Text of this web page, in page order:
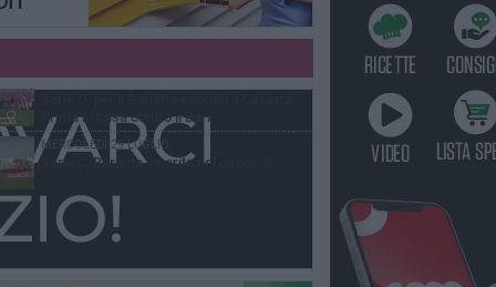
VENERDÌ 31 LUGLIO
Barletta 1922: un avvio tostissimo e
GIOVEDÌ 30 LUGLIO
Prima in casa contro il Bari
MERCOLEDÌ 29 LUGLIO
Serie C, Barletta inserito nel girone C